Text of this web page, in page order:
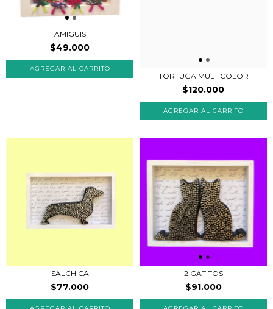
AMIGUIS
$49.000
TORTUGA MULTICOLOR
$120.000
SALCHICA
$77.000
2 GATITOS
$91.000